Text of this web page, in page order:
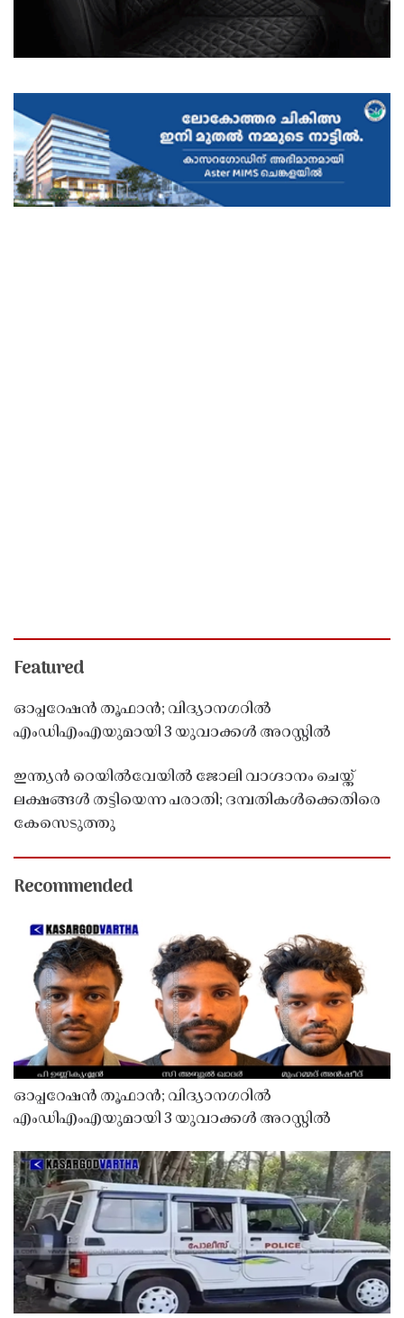
Featured
ഓപ്പറേഷൻ തൂഫാൻ; വിദ്യാനഗറിൽ
എംഡിഎംഎയുമായി 3 യുവാക്കൾ അറസ്റ്റിൽ
ഇന്ത്യൻ റെയിൽവേയിൽ ജോലി വാഗ്ദാനം ചെയ്ത്
ലക്ഷങ്ങൾ തട്ടിയെന്ന പരാതി; ദമ്പതികൾക്കെതിരെ
കേസെടുത്തു
Recommended
ഓപ്പറേഷൻ തൂഫാൻ; വിദ്യാനഗറിൽ
എംഡിഎംഎയുമായി 3 യുവാക്കൾ അറസ്റ്റിൽ